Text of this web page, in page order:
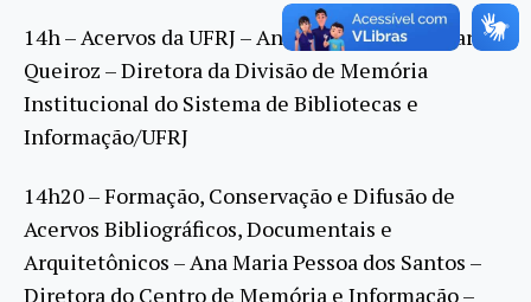
14h – Acervos da UFRJ – Andréa Cristina de Barros
Queiroz – Diretora da Divisão de Memória
Institucional do Sistema de Bibliotecas e
Informação/UFRJ
14h20 – Formação, Conservação e Difusão de
Acervos Bibliográficos, Documentais e
Arquitetônicos – Ana Maria Pessoa dos Santos –
Diretora do Centro de Memória e Informação –